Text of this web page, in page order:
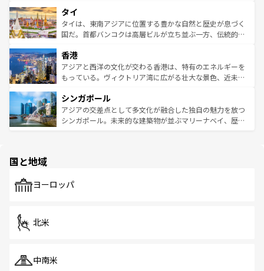
リティに包まれながら、韓国の多彩な魅力を心ゆくまで味
わってみてほしい。 なお、新着の韓国情報はコンテンツ一
覧を参照してほしい。
急速な発展と共に伝統が息づく。ハノイの古い町並みやホ
ーチミン市のフランス統治時代の建物も、独特の雰囲気を
醸し出している。また、バラエティの豊かさとおいしさで
とつ。フォーやバインミー、ベトナムコーヒーなどは、ぜ
ひ現地で味わいたい。どの地域を訪れてもあたたかい人々
が旅行者を迎えてくれるので、きっと忘れられない旅にな
参照してほしい。
タイ
タイは、東南アジアに位置する豊かな自然と歴史が息づく
国だ。首都バンコクは高層ビルが立ち並ぶ一方、伝統的な
の活気が交差している。北部ではチェンマイなどの山岳地
帯で自然と触れ合い、南部ではプーケットやクラビの美し
いビーチでリゾート気分を楽しむことができる。タイ料理
激する。気候は一年中温暖で、どの季節にも異なる楽しみ
が待っている。親しみやすいタイの人々、仏教を中心とし
た文化、そして多様な観光資源が、訪れる旅人を魅了し続
香港
アジアと西洋の文化が交わる香港は、特有のエネルギーを
もっている。ヴィクトリア湾に広がる壮大な景色、近未来
み、どこを訪れても感動するはず。観光スポットが密集し
ており、効率よく見どころを回れるのも魅力。息をのむよ
うな絶景から文化的な体験まで、香港を存分に楽しみ尽く
シンガポール
アジアの交差点として多文化が融合した独自の魅力を放つ
シンガポール。未来的な建築物が並ぶマリーナベイ、歴史
で、ホーカーズは地元の風情を楽しめる外せないスポット
国と地域
ヨーロッパ
北米
中南米